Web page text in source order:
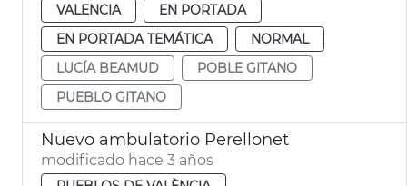
VALENCIA
EN PORTADA
EN PORTADA TEMÁTICA
NORMAL
LUCÍA BEAMUD
POBLE GITANO
PUEBLO GITANO
Nuevo ambulatorio Perellonet
modificado hace 3 años